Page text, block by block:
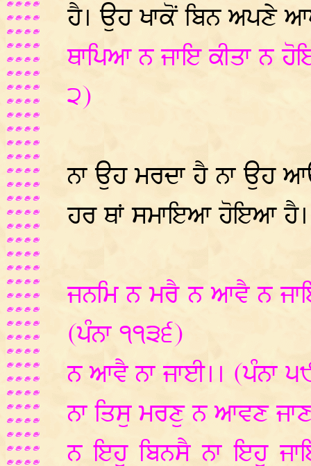
ਹੈ। ਉਹ ਖਾਕੋਂ ਬਿਨ ਅਪਣੇ
ਥਾਪਿਆ ਨ ਜਾਇ ਕੀਤਾ ਨ
੨)
ਨਾ ਉਹ ਮਰਦਾ ਹੈ ਨਾ ਉਹ
ਹਰ ਥਾਂ ਸਮਾਇਆ ਹੋਇਆ ਹੈ।
ਜਨਮਿ ਨ ਮਰੈ ਨ ਆਵੈ ਨ
(ਪੰਨਾ ੧੧੩੬)
ਨ ਆਵੈ ਨਾ ਜਾਈ।। (ਪੰਨਾ
ਨਾ ਤਿਸੁ ਮਰਣੁ ਨ ਆਵਣ
ਨ ਇਹੁ ਬਿਨਸੈ ਨਾ ਇਹੁ